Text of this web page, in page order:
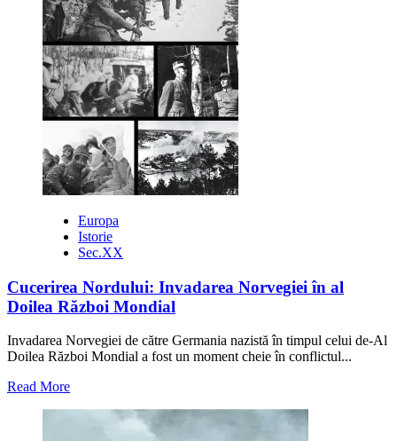
Europa
Istorie
Sec.XX
Cucerirea Nordului: Invadarea Norvegiei în al
Doilea Război Mondial
Invadarea Norvegiei de către Germania nazistă în timpul celui de-Al
Doilea Război Mondial a fost un moment cheie în conflictul...
Read MoreRead